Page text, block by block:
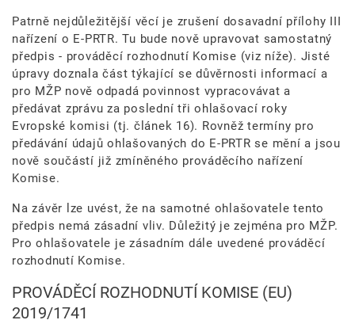
Patrně nejdůležitější věcí je zrušení dosavadní přílohy III
nařízení o E-PRTR. Tu bude nově upravovat samostatný
předpis - prováděcí rozhodnutí Komise (viz níže). Jisté
úpravy doznala část týkající se důvěrnosti informací a
pro MŽP nově odpadá povinnost vypracovávat a
předávat zprávu za poslední tři ohlašovací roky
Evropské komisi (tj. článek 16). Rovněž termíny pro
předávání údajů ohlašovaných do E-PRTR se mění a jsou
nově součástí již zmíněného prováděcího nařízení
Komise.
Na závěr lze uvést, že na samotné ohlašovatele tento
předpis nemá zásadní vliv. Důležitý je zejména pro MŽP.
Pro ohlašovatele je zásadním dále uvedené prováděcí
rozhodnutí Komise.
PROVÁDĚCÍ ROZHODNUTÍ KOMISE (EU)
2019/1741